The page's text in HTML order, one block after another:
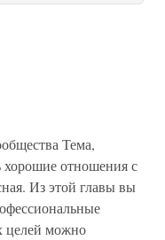
Тема,
отношения с
Из этой главы вы
целей можно